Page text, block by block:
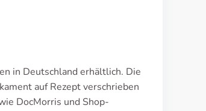
in Deutschland erhältlich. Die
auf Rezept verschrieben
DocMorris und Shop-